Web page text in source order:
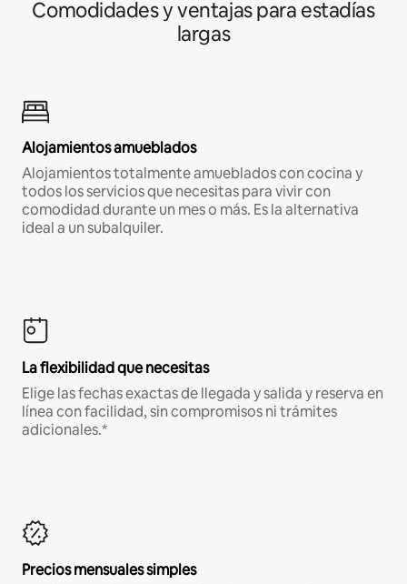
Comodidades y ventajas para estadías
largas
Alojamientos amueblados
Alojamientos totalmente amueblados con cocina y
todos los servicios que necesitas para vivir con
comodidad durante un mes o más. Es la alternativa
ideal a un subalquiler.
La flexibilidad que necesitas
Elige las fechas exactas de llegada y salida y reserva en
línea con facilidad, sin compromisos ni trámites
adicionales.*
Precios mensuales simples